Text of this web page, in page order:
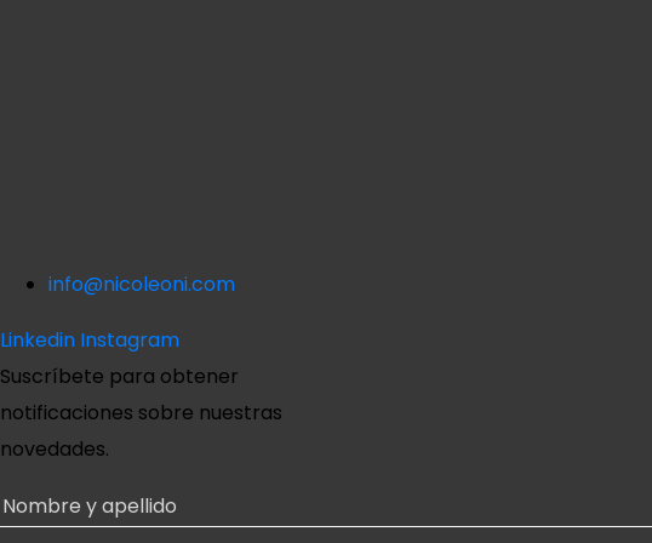
info@nicoleoni.com
Linkedin Instagram
Suscríbete para obtener
notificaciones sobre nuestras
novedades.